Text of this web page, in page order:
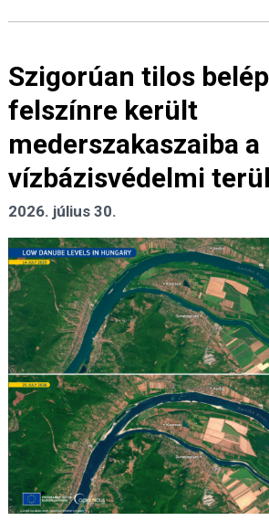
Szigorúan tilos
felszínre került
mederszakaszaiba a
vízbázisvédelmi
2026. július 30.